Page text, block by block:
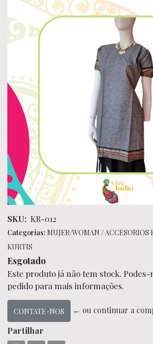
SKU: KR-012
Categorias: MUJER/WOMAN /ACCESORIOS
KURTIS
Esgotado
Este produto já não tem stock.
pedido para mais informações.
CONTATE-NOS ← ou continuar a
Partilhar